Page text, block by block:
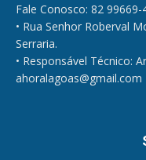
Fale Conosco: 82 99669-
• Rua Senhor Roberval
Serraria.
• Responsável Técnico:
ahoralagoas@gmail.com